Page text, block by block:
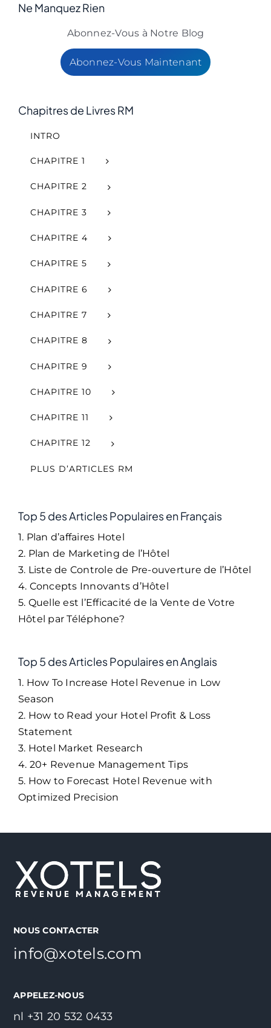
Ne Manquez Rien
Abonnez-Vous à Notre Blog
Abonnez-Vous Maintenant
Chapitres de Livres RM
INTRO
CHAPITRE 1
CHAPITRE 2
CHAPITRE 3
CHAPITRE 4
CHAPITRE 5
CHAPITRE 6
CHAPITRE 7
CHAPITRE 8
CHAPITRE 9
CHAPITRE 10
CHAPITRE 11
CHAPITRE 12
PLUS D’ARTICLES RM
Top 5 des Articles Populaires en Français
1. Plan d’affaires Hotel
2. Plan de Marketing de l’Hôtel
3. Liste de Controle de Pre-ouverture de l’Hôtel
4. Concepts Innovants d’Hôtel
5. Quelle est l’Efficacité de la Vente de Votre
Hôtel par Téléphone?
Top 5 des Articles Populaires en Anglais
1. How To Increase Hotel Revenue in Low
Season
2. How to Read your Hotel Profit & Loss
Statement
3. Hotel Market Research
4. 20+ Revenue Management Tips
5. How to Forecast Hotel Revenue with
Optimized Precision
NOUS CONTACTER
info@xotels.com
APPELEZ-NOUS
nl +31 20 532 0433